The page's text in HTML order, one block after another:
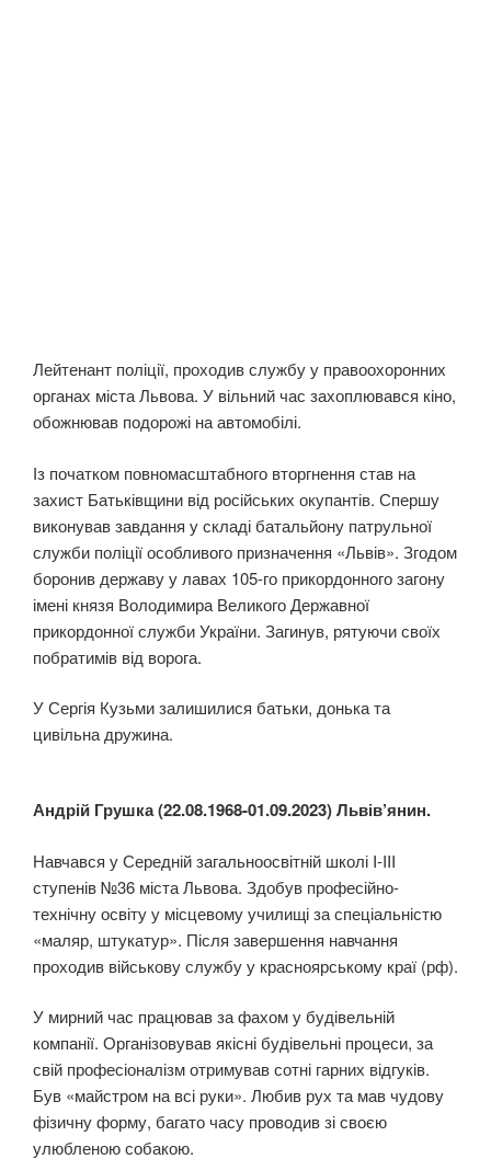
Лейтенант поліції, проходив службу у правоохоронних
органах міста Львова. У вільний час захоплювався кіно,
обожнював подорожі на автомобілі.
Із початком повномасштабного вторгнення став на
захист Батьківщини від російських окупантів. Спершу
виконував завдання у складі батальйону патрульної
служби поліції особливого призначення «Львів». Згодом
боронив державу у лавах 105-го прикордонного загону
імені князя Володимира Великого Державної
прикордонної служби України. Загинув, рятуючи своїх
побратимів від ворога.
У Сергія Кузьми залишилися батьки, донька та
цивільна дружина.
Андрій Грушка (22.08.1968-01.09.2023) Львів’янин.
Навчався у Середній загальноосвітній школі I-III
ступенів №36 міста Львова. Здобув професійно-
технічну освіту у місцевому училищі за спеціальністю
«маляр, штукатур». Після завершення навчання
проходив військову службу у красноярському краї (рф).
У мирний час працював за фахом у будівельній
компанії. Організовував якісні будівельні процеси, за
свій професіоналізм отримував сотні гарних відгуків.
Був «майстром на всі руки». Любив рух та мав чудову
фізичну форму, багато часу проводив зі своєю
улюбленою собакою.